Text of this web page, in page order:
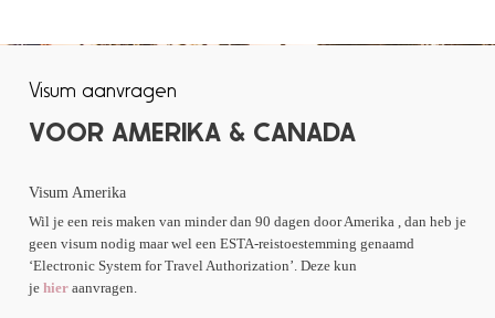
Visum aanvragen
VOOR AMERIKA & CANADA
Visum Amerika
Wil je een reis maken van minder dan 90 dagen door Amerika , dan heb je
geen visum nodig maar wel een ESTA-reistoestemming genaamd
‘Electronic System for Travel Authorization’. Deze kun
je hieraanvragen.